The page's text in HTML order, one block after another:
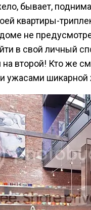
бывает,
квартиры-
не
в свой личный
на второй! Кто же
ужасами шикарной